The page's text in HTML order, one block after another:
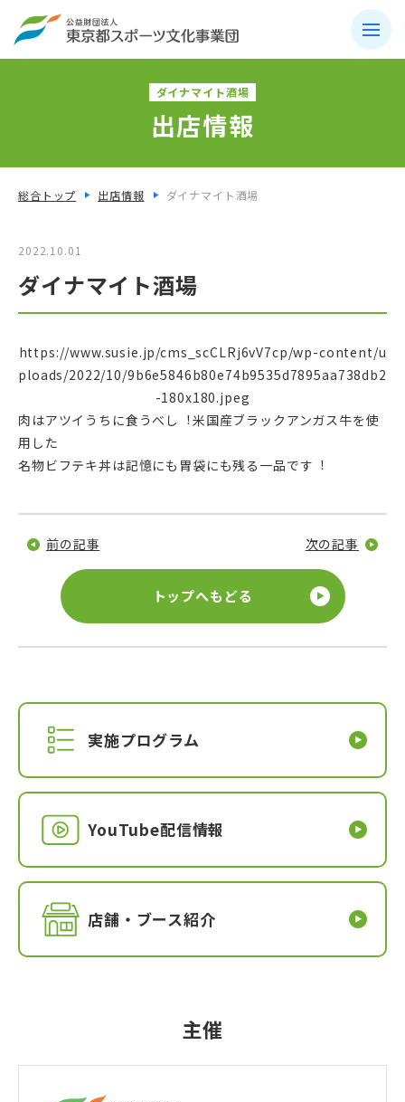
ダイナマイト酒場
出店情報
総合トップ 出店情報 ダイナマイト酒場
2022.10.01
ダイナマイト酒場
https://www.susie.jp/cms_scCLRj6vV7cp/wp-content/u
ploads/2022/10/9b6e5846b80e74b9535d7895aa738db2
-180x180.jpeg
肉はアツイうちに食うべし︕米国産ブラックアンガス牛を使
用した
名物ビフテキ丼は記憶にも胃袋にも残る一品です︕
前の記事 次の記事
トップへもどる
実施プログラム
YouTube配信情報
店舗・ブース紹介
主催